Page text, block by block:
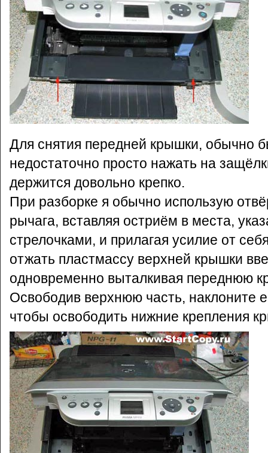
Для снятия передней крышки, обычно
недостаточно просто нажать на
держится довольно крепко.
При разборке я обычно использую
рычага, вставляя остриём в места,
стрелочками, и прилагая усилие от
отжать пластмассу верхней крышки
одновременно выталкивая переднюю
Освободив верхнюю часть, наклоните
чтобы освободить нижние крепления